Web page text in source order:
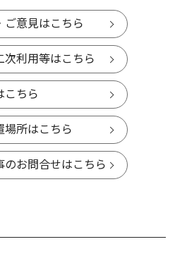
ご意見はこちら
次利用等はこちら
こちら
場所はこちら
のお問合せはこちら